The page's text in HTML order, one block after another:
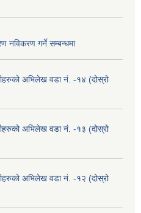
नविकरण गर्ने सम्बन्धमा
अभिलेख वडा नं. -१४ (दोस्रो
अभिलेख वडा नं. -१३ (दोस्रो
अभिलेख वडा नं. -१२ (दोस्रो